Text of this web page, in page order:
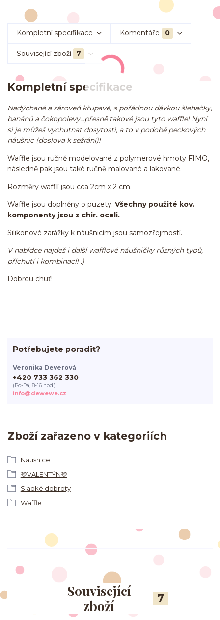
Kompletní specifikace Komentáře 0
Související zboží 7
Kompletní specifikace
Nadýchané a zároveň křupavé, s pořádnou dávkou šlehačky,
banánů a čokopolevy...přesně takové jsou tyto waffle! Nyní
si je můžeš vychutnat dosytosti, a to v podobě peckových
náušnic (doslova k sežrání)!
Waffle jsou ručně modelované z polymerové hmoty FIMO,
následně pak jsou také ručně malované a lakované.
Rozměry wafflí jsou cca 2cm x 2 cm.
Waffle jsou doplněny o puzety. Všechny použité kov.
komponenty jsou z chir. oceli.
Silikonové zarážky k náušnicím jsou samozřejmostí.
V nabídce najdeš i další wafflové náušničky různých typů,
příchutí i kombinací! :)
Dobrou chuť!
Zboží zařazeno v kategoriích
Náušnice
🩷VALENTÝN🩷
Sladké dobroty
Waffle
Potřebujete poradit?
Veronika Deverová
+420 733 362 330
(Po-Pá, 8-16 hod.)
info@dewewe.cz
Související
zboží
7